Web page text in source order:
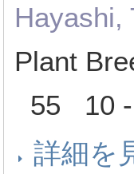
Hayashi,
Plant
55 10
詳細を